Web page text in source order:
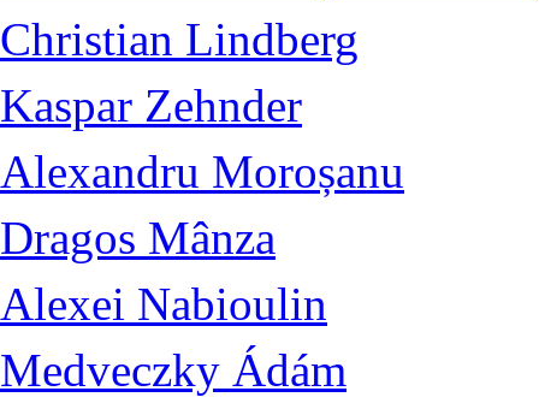
Christian Lindberg
Kaspar Zehnder
Alexandru Moroșanu
Dragos Mânza
Alexei Nabioulin
Medveczky Ádám